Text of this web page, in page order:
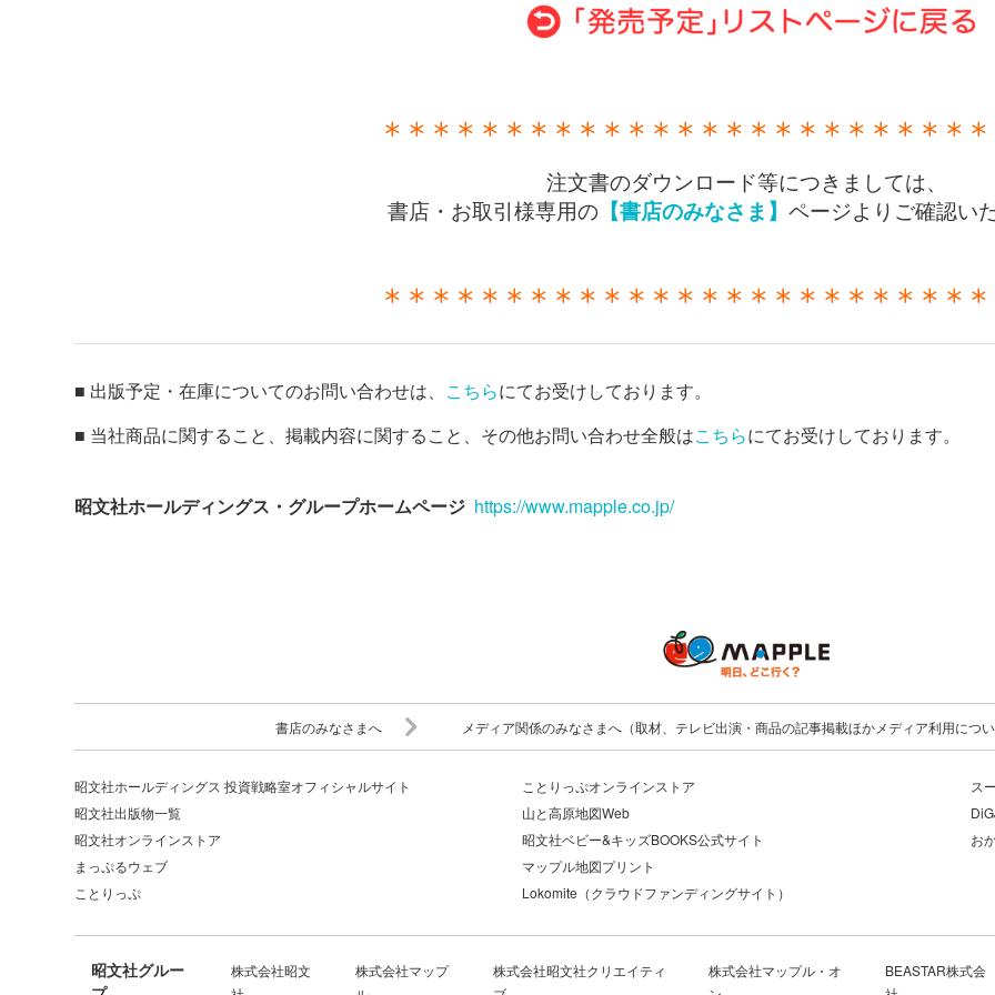
＊＊＊＊＊＊＊＊＊＊＊＊＊＊＊＊＊＊＊＊＊＊＊＊
注文書のダウンロード等につきましては、
書店・お取引様専用の 【書店のみなさま】 ページよりご確認い
＊＊＊＊＊＊＊＊＊＊＊＊＊＊＊＊＊＊＊＊＊＊＊＊
■ 出版予定・在庫についてのお問い合わせは、 こちらにてお受けしております。
■ 当社商品に関すること、掲載内容に関すること、その他お問い合わせ全般はこちらにてお受けしております。
昭文社ホールディングス・グループホームページ https://www.mapple.co.jp/
書店のみなさまへ メディア関係のみなさまへ（取材、テレビ出演・商品の記事掲載ほかメディア利用につい
昭文社ホールディングス 投資戦略室オフィシャルサイト
昭文社出版物一覧
昭文社オンラインストア
まっぷるウェブ
ことりっぷ
ことりっぷオンラインストア
山と高原地図Web
昭文社ベビー&キッズBOOKS公式サイト
マップル地図プリント
Lokomite（クラウドファンディングサイト）
ス
お
昭文社グルー
株式会社昭文
株式会社マップ
株式会社昭文社クリエイティ
株式会社マップル・オ
BEASTAR株式会